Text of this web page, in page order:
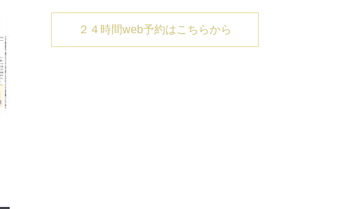
２４時間web予約はこちらから